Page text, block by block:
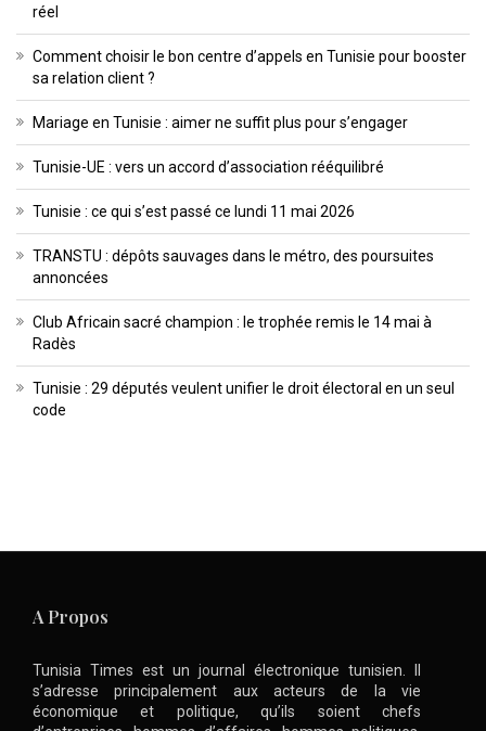
réel
Comment choisir le bon centre d’appels en Tunisie pour booster
sa relation client ?
Mariage en Tunisie : aimer ne suffit plus pour s’engager
Tunisie-UE : vers un accord d’association rééquilibré
Tunisie : ce qui s’est passé ce lundi 11 mai 2026
TRANSTU : dépôts sauvages dans le métro, des poursuites
annoncées
Club Africain sacré champion : le trophée remis le 14 mai à
Radès
Tunisie : 29 députés veulent unifier le droit électoral en un seul
code
A Propos
Tunisia Times est un journal électronique tunisien. Il
s’adresse principalement aux acteurs de la vie
économique et politique, qu’ils soient chefs